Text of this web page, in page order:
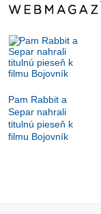
Pam Rabbit a
Separ nahrali
titulnú pieseň k
filmu Bojovník